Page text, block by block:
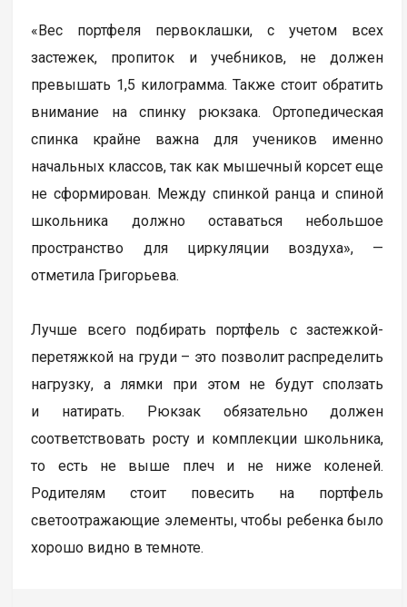
«Вес портфеля первоклашки, с учетом всех
застежек, пропиток и учебников, не должен
превышать 1,5 килограмма. Также стоит обратить
внимание на спинку рюкзака. Ортопедическая
спинка крайне важна для учеников именно
начальных классов, так как мышечный корсет еще
не сформирован. Между спинкой ранца и спиной
школьника должно оставаться небольшое
пространство для циркуляции воздуха», —
отметила Григорьева.
Лучше всего подбирать портфель с застежкой-
перетяжкой на груди – это позволит распределить
нагрузку, а лямки при этом не будут сползать
и натирать. Рюкзак обязательно должен
соответствовать росту и комплекции школьника,
то есть не выше плеч и не ниже коленей.
Родителям стоит повесить на портфель
светоотражающие элементы, чтобы ребенка было
хорошо видно в темноте.